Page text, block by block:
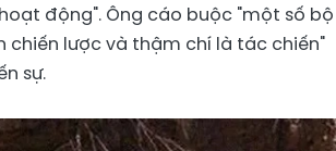
động". Ông cáo buộc "một số bộ
chiến lược và thậm chí là tác chiến"
sự.